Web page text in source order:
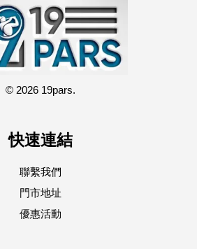
© 2026 19pars.
快速連結
聯繫我們
門市地址
優惠活動